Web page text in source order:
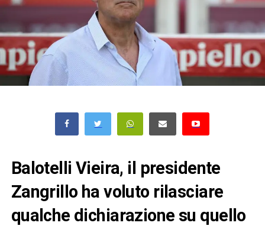
Balotelli Vieira, il presidente
Zangrillo ha voluto rilasciare
qualche dichiarazione su quello